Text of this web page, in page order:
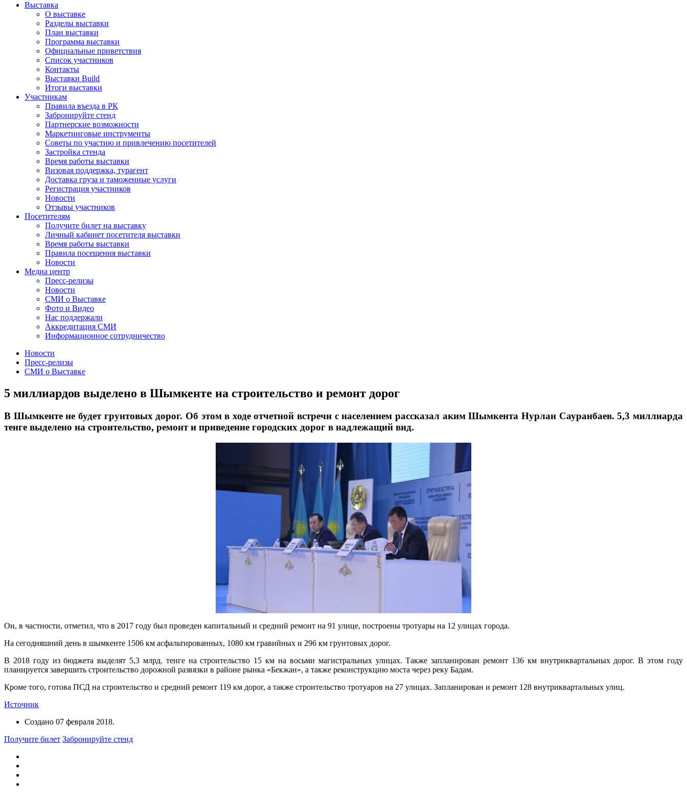
Выставка
О выставке
Разделы выставки
План выставки
Программа выставки
Официальные приветствия
Cписок участников
Контакты
Выставки Build
Итоги выставки
Участникам
Правила въезда в РК
Забронируйте стенд
Партнерские возможности
Маркетинговые инструменты
Советы по участию и привлечению посетителей
Застройка стенда
Время работы выставки
Визовая поддержка, турагент
Доставка груза и таможенные услуги
Регистрация участников
Новости
Отзывы участников
Посетителям
Получите билет на выставку
Личный кабинет посетителя выставки
Время работы выставки
Правила посещения выставки
Новости
Медиа центр
Пресс-релизы
Новости
СМИ о Выставке
Фото и Видео
Нас поддержали
Аккредитация СМИ
Информационное сотрудничество
Новости
Пресс-релизы
СМИ о Выставке
5 миллиардов выделено в Шымкенте на строительство и ремонт дорог
В Шымкенте не будет грунтовых дорог. Об этом в ходе отчетной встречи с населением рассказал аким Шымкента Нурлан Сауранбаев. 5,3 миллиарда
тенге выделено на строительство, ремонт и приведение городских дорог в надлежащий вид.
Он, в частности, отметил, что в 2017 году был проведен капитальный и средний ремонт на 91 улице, построены тротуары на 12 улицах города.
На сегодняшний день в шымкенте 1506 км асфальтированных, 1080 км гравийных и 296 км грунтовых дорог.
В 2018 году из бюджета выделят 5,3 млрд. тенге на строительство 15 км на восьми магистральных улицах. Также запланирован ремонт 136 км внутриквартальных дорог. В этом году
планируется завершить строительство дорожной развязки в районе рынка «Бекжан», а также реконструкцию моста через реку Бадам.
Кроме того, готова ПСД на строительство и средний ремонт 119 км дорог, а также строительство тротуаров на 27 улицах. Запланирован и ремонт 128 внутриквартальных улиц.
Источник
Создано 07 февраля 2018.
Получите билет Забронируйте стенд